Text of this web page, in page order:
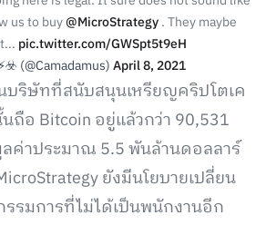
us to buy@MicroStrategy. They maybe
pic.twitter.com/GWSpt5t9eH
(@Camadamus)April 8, 2021
บริษัทที่สนับสนุนเหรียญคริปโตเค
ถือ Bitcoin อยู่แล้วกว่า 90,531
ค่าประมาณ 5.5 พันล้านดอลลาร์
ยังมีนโยบายเปลี่ยน
รรมการที่ไม่ได้เป็นพนักงานอีก